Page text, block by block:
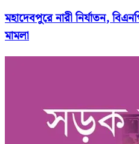
মহাদেবপুরে নারী নির্যাতন,
মামলা